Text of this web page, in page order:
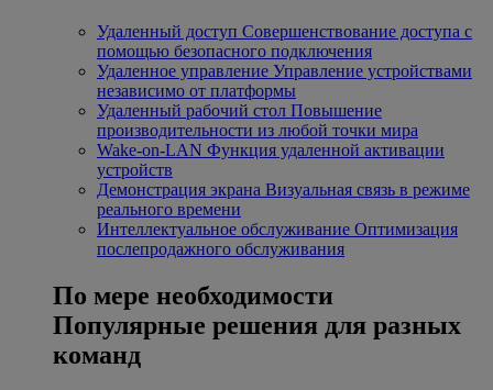
Удаленный доступ Совершенствование доступа с
помощью безопасного подключения
Удаленное управление Управление устройствами
независимо от платформы
Удаленный рабочий стол Повышение
производительности из любой точки мира
Wake-on-LAN Функция удаленной активации
устройств
Демонстрация экрана Визуальная связь в режиме
реального времени
Интеллектуальное обслуживание Оптимизация
послепродажного обслуживания
По мере необходимости
Популярные решения для разных
команд